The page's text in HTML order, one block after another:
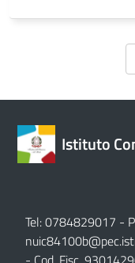
Istituto
Tel: 0784829017 -